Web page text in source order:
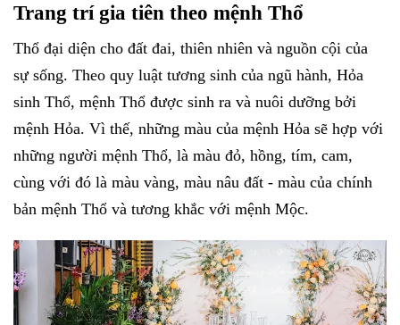
Trang trí gia tiên theo mệnh Thổ
Thổ đại diện cho đất đai, thiên nhiên và nguồn cội của
sự sống. Theo quy luật tương sinh của ngũ hành, Hỏa
sinh Thổ, mệnh Thổ được sinh ra và nuôi dưỡng bởi
mệnh Hỏa. Vì thế, những màu của mệnh Hỏa sẽ hợp với
những người mệnh Thổ, là màu đỏ, hồng, tím, cam,
cùng với đó là màu vàng, màu nâu đất - màu của chính
bản mệnh Thổ và tương khắc với mệnh Mộc.